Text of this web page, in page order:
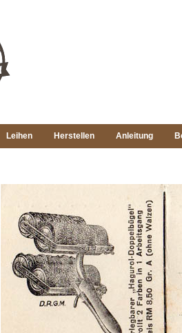
Leihen Herstellen Anleitung